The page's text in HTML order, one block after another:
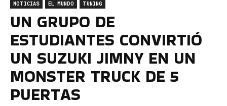
Magazine
NOTICIAS EL MUNDO TUNING
UN GRUPO DE
ESTUDIANTES CONVIRTIÓ
UN SUZUKI JIMNY EN UN
MONSTER TRUCK DE 5
PUERTAS